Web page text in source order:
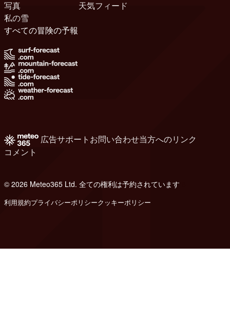
写真
私の雪
天気フィード
すべての冒険の予報
広告サポート お問い合わせ当方へのリンク
コメント
© 2026 Meteo365 Ltd. 全ての権利は予約されています
利用規約プライバシーポリシークッキーポリシー